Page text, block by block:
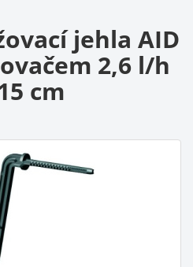
jehla AID
2,6 l/h
cm